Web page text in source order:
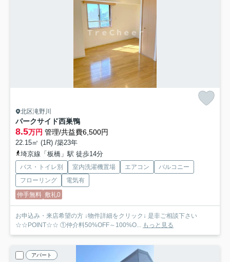
北区滝野川
パークサイド西巣鴨
8.5万円 管理/共益費6,500円
22.15㎡ (1R) /築23年
埼京線「板橋」駅 徒歩14分
バス・トイレ別 室内洗濯機置場 エアコン
バルコニー
フローリング
電気有
仲手無料 敷礼0
お申込み・来店希望の方 ↓物件詳細をクリック↓ 是非ご相談下さい
☆☆POINT☆☆ ①仲介料50%OFF～100%O... もっと見る
アパート